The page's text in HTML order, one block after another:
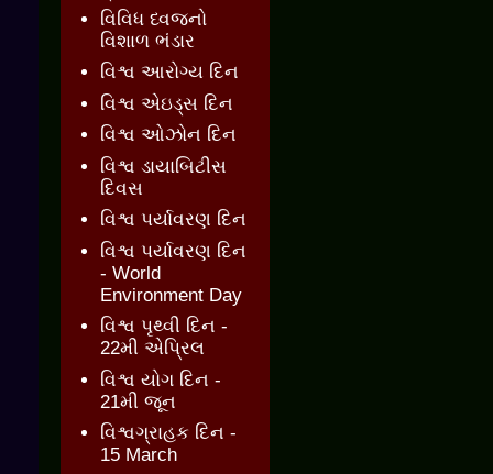
વિવિધ ધ્વજનો
વિશાળ ભંડાર
વિશ્વ આરોગ્ય દિન
વિશ્વ એઇડ્સ દિન
વિશ્વ ઓઝોન દિન
વિશ્વ ડાયાબિટીસ
દિવસ
વિશ્વ પર્યાવરણ દિન
વિશ્વ પર્યાવરણ દિન
- World
Environment Day
વિશ્વ પૃથ્વી દિન -
22મી એપ્રિલ
વિશ્વ યોગ દિન -
21મી જૂન
વિશ્વગ્રાહક દિન -
15 March